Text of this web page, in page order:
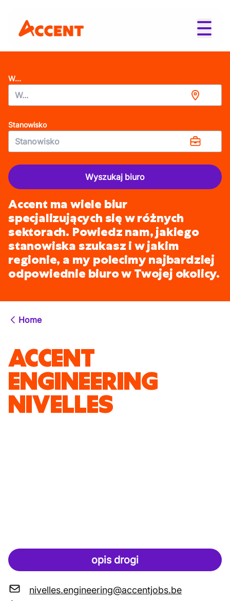
W...
Stanowisko
Wyszukaj biuro
Accent ma wiele biur
specjalizujących się w różnych
sektorach. Powiedz nam, jakiego
stanowiska szukasz i w jakim
regionie, a my polecimy najbardziej
odpowiednie biuro w Twojej okolicy.
Home
ACCENT
ENGINEERING
NIVELLES
opis drogi
nivelles.engineering@accentjobs.be